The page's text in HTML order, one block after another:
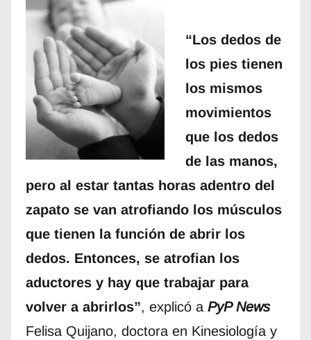
“Los dedos de
los pies tienen
los mismos
movimientos
que los dedos
de las manos,
pero al estar tantas horas adentro del
zapato se van atrofiando los músculos
que tienen la función de abrir los
dedos. Entonces, se atrofian los
aductores y hay que trabajar para
volver a abrirlos”, explicó a PyP News
Felisa Quijano, doctora en Kinesiología y